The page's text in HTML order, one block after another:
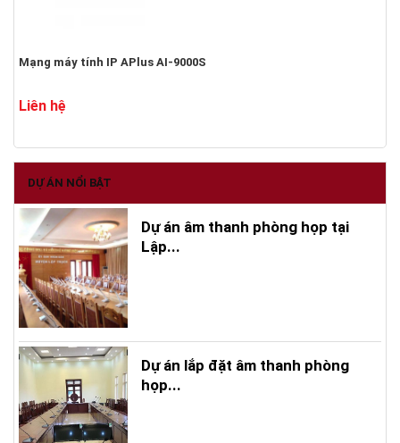
Mạng máy tính IP APlus AI-9000S
Liên hệ
DỰ ÁN NỔI BẬT
Dự án âm thanh phòng họp tại
Lập...
Dự án lắp đặt âm thanh phòng
họp...